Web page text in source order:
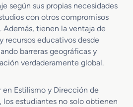
según sus propias necesidades
con otros compromisos
Además, tienen la ventaja de
recursos educativos desde
barreras geográficas y
verdaderamente global.
en Estilismo y Dirección de
los estudiantes no solo obtienen